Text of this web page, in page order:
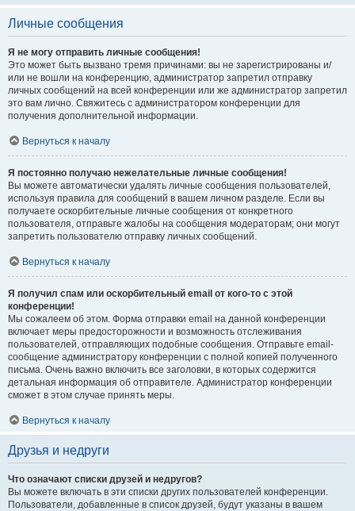
Личные сообщения
Я не могу отправить личные сообщения!
Это может быть вызвано тремя причинами: вы не зарегистрированы и/
или не вошли на конференцию, администратор запретил отправку
личных сообщений на всей конференции или же администратор запретил
это вам лично. Свяжитесь с администратором конференции для
получения дополнительной информации.
Вернуться к началу
Я постоянно получаю нежелательные личные сообщения!
Вы можете автоматически удалять личные сообщения пользователей,
используя правила для сообщений в вашем личном разделе. Если вы
получаете оскорбительные личные сообщения от конкретного
пользователя, отправьте жалобы на сообщения модераторам; они могут
запретить пользователю отправку личных сообщений.
Вернуться к началу
Я получил спам или оскорбительный email от кого-то с этой
конференции!
Мы сожалеем об этом. Форма отправки email на данной конференции
включает меры предосторожности и возможность отслеживания
пользователей, отправляющих подобные сообщения. Отправьте email-
сообщение администратору конференции с полной копией полученного
письма. Очень важно включить все заголовки, в которых содержится
детальная информация об отправителе. Администратор конференции
сможет в этом случае принять меры.
Вернуться к началу
Друзья и недруги
Что означают списки друзей и недругов?
Вы можете включать в эти списки других пользователей конференции.
Пользователи, добавленные в список друзей, будут указаны в вашем